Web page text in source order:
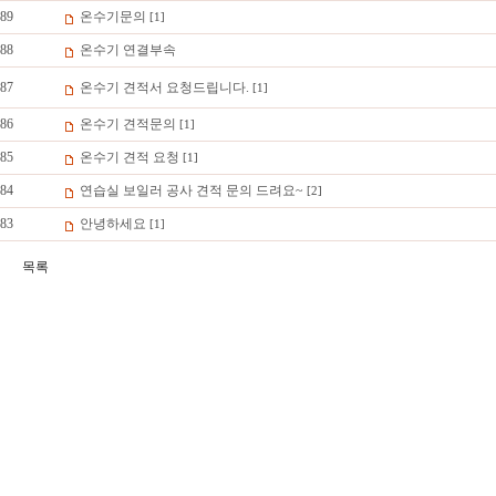
89 온수기문의 [1]
88 온수기 연결부속
87 온수기 견적서 요청드립니다. [1]
86 온수기 견적문의 [1]
85 온수기 견적 요청 [1]
84 연습실 보일러 공사 견적 문의 드려요~ [2]
83 안녕하세요 [1]
목록